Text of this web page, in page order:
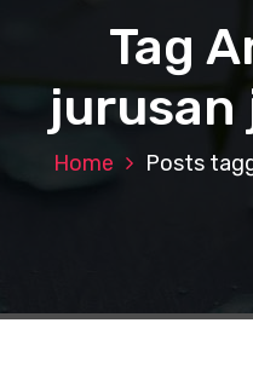
Tag
Home Posts